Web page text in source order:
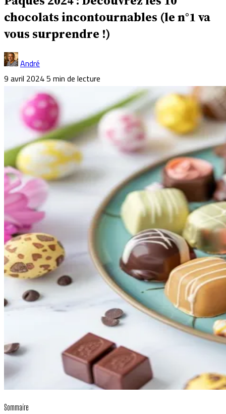
chocolats incontournables (le n°1 va
vous surprendre !)
André
9 avril 20245 min de lecture
Sommaire